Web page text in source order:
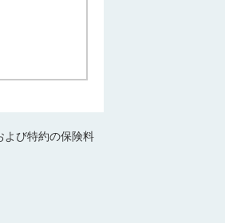
よび特約の保険料